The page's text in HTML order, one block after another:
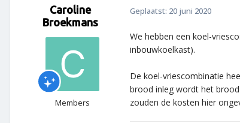
Caroline
Broekmans
Members
Geplaatst: 20 juni 2020
We hebben een koel-
inbouwkoelkast).
De koel-vriescombinatie
brood inleg wordt het
zouden de kosten hier